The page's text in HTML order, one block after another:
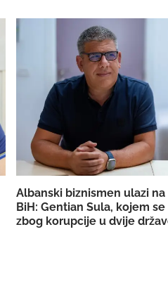
Albanski biznismen ulazi
BiH: Gentian Sula, kojem se
zbog korupcije u dvije